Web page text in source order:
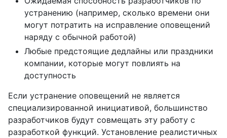
устранению (например, сколько времени они
могут потратить на исправление оповещений
наряду с обычной работой)
Любые предстоящие дедлайны или праздники
компании, которые могут повлиять на
доступность
Если устранение оповещений не является
специализированной инициативой, большинство
разработчиков будут совмещать эту работу с
разработкой функций. Установление реалистичных